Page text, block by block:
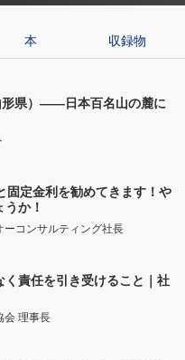
本 収録物
県）――日本百名山の麓に
固定金利を勧めてきます！や
か！
ーコンサルティング社長
責任を引き受けること｜社
会 理事長